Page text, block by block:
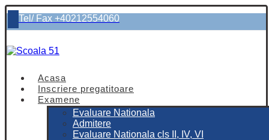
Tel/ Fax +40212554060
Acasa
Inscriere pregatitoare
Examene
Evaluare Nationala
Admitere
Evaluare Nationala cls II, IV, VI